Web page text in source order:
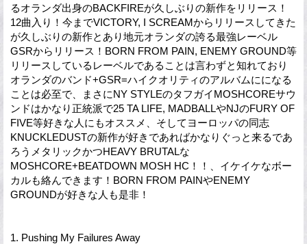
るオランダ出身のBACKFIREが久しぶりの新作をリリース！
12曲入り！今までVICTORY, I SCREAMからリリースしてきた
が久しぶりの新作とあり地元オランダの誇る最強レーベル
GSRからリリース！BORN FROM PAIN, ENEMY GROUND等
リリースしているレーベルであることは言わずと知れており
オランダのバンド+GSR=ハイクオリティのアルバムにになる
ことは必至で、まさにNY STYLEのタフガイMOSHCOREサウ
ンドはかなり正統派で25 TA LIFE, MADBALLやNJのFURY OF
FIVE等好きな人にもオススメ、そしてヨーロッパの同志
KNUCKLEDUSTの新作が好きであればかなりぐっと来るであ
ろうメタリックかつHEAVY BRUTALな
MOSHCORE+BEATDOWN MOSH HC！！、イケイケなボー
カルも絡んできます！BORN FROM PAINやENEMY
GROUNDが好きな人も是非！
1. Pushing My Failures Away